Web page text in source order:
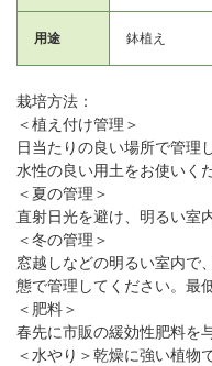
用途 鉢植え
栽培方法：
＜植え付け管理＞
日当たりの良い場所で管理
水性の良い用土をお使いく
＜夏の管理＞
直射日光を避け、明るい室
＜冬の管理＞
窓越しなどの明るい室内で
態で管理してください。最
＜肥料＞
春先に市販の緩効性肥料を
＜水やり＞乾燥に強い植物